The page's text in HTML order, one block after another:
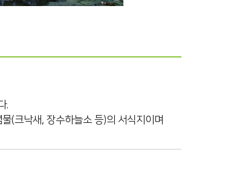
.
(크낙새, 장수하늘소 등)의 서식지이며